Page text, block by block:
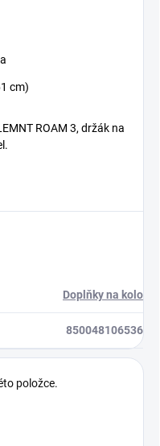
cm)
ROAM 3, držák na
Doplňky na kolo
850048106536
položce.